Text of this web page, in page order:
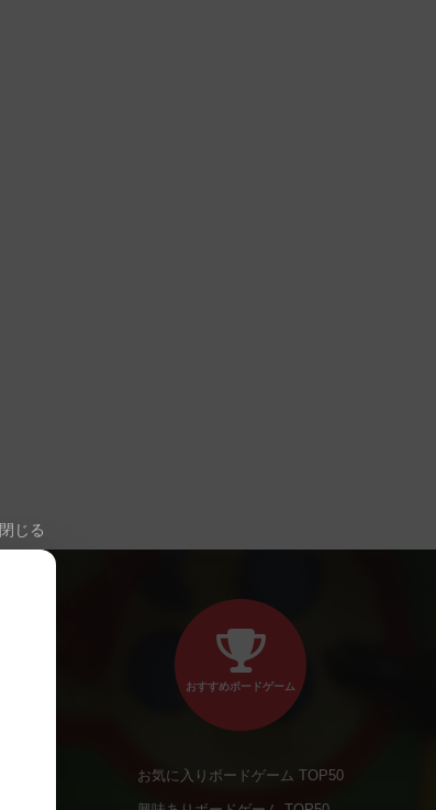
閉じる
おすすめボードゲーム
お気に入りボードゲーム TOP50